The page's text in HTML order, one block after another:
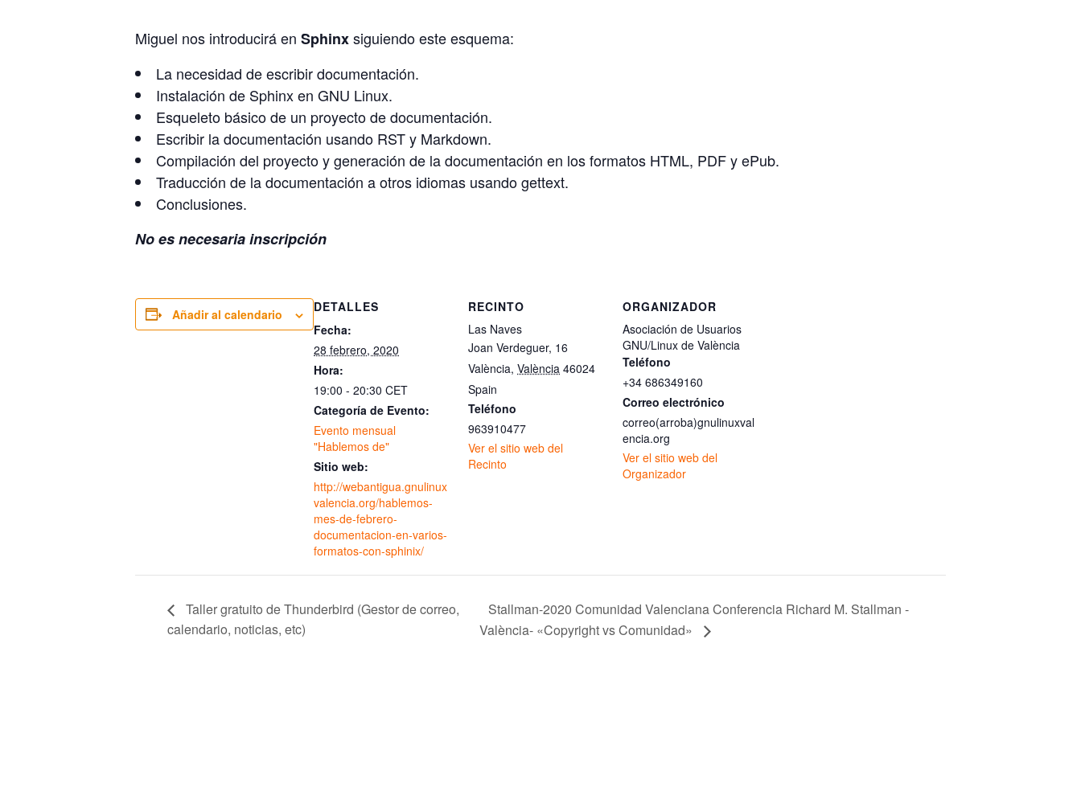
Miguel nos introducirá en Sphinxsiguiendo este esquema:
La necesidad de escribir documentación.
Instalación de Sphinx en GNU Linux.
Esqueleto básico de un proyecto de documentación.
Escribir la documentación usando RST y Markdown.
Compilación del proyecto y generación de la documentación en los formatos HTML, PDF y ePub.
Traducción de la documentación a otros idiomas usando gettext.
Conclusiones.
No es necesaria inscripción
Añadir al calendario
DETALLES
Fecha:
28 febrero, 2020
Hora:
19:00 - 20:30 CET
Categoría de Evento:
Evento mensual
"Hablemos de"
Sitio web:
http://webantigua.gnulinux
valencia.org/hablemos-
mes-de-febrero-
documentacion-en-varios-
formatos-con-sphinix/
RECINTO
Las Naves
Joan Verdeguer, 16
València, València 46024
Spain
Teléfono
963910477
Ver el sitio web del
Recinto
ORGANIZADOR
Asociación de Usuarios
GNU/Linux de València
Teléfono
+34 686349160
Correo electrónico
correo(arroba)gnulinuxval
encia.org
Ver el sitio web del
Organizador
Taller gratuito de Thunderbird (Gestor de correo,
calendario, noticias, etc)
Stallman-2020 Comunidad Valenciana Conferencia Richard M. Stallman -
València- «Copyright vs Comunidad»